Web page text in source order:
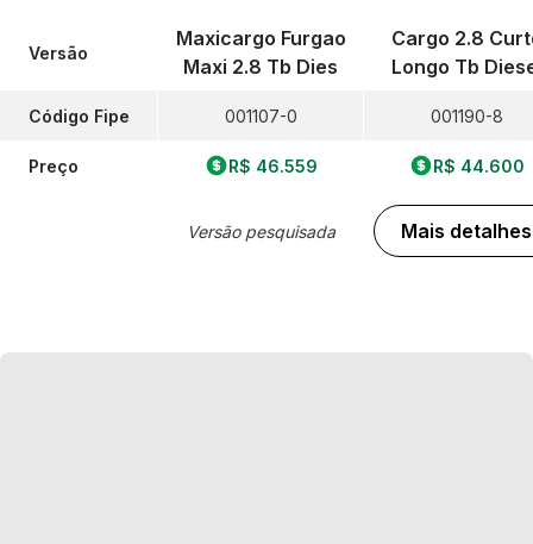
Versão
Código Fipe
Preço
Maxicargo Furgao
Maxi 2.8 Tb Dies
001107-0
R$ 46.559
Versão pesquisada
Cargo 2.8
Longo Tb
001190-8
R$ 44.600
Mais detalhes